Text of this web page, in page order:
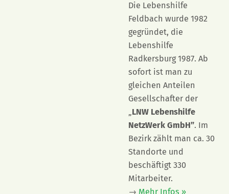
Die Lebenshilfe
Feldbach wurde 1982
gegründet, die
Lebenshilfe
Radkersburg 1987. Ab
sofort ist man zu
gleichen Anteilen
Gesellschafter der
„LNW Lebenshilfe
NetzWerk GmbH”. Im
Bezirk zählt man ca. 30
Standorte und
beschäftigt 330
Mitarbeiter.
→ Mehr Infos »